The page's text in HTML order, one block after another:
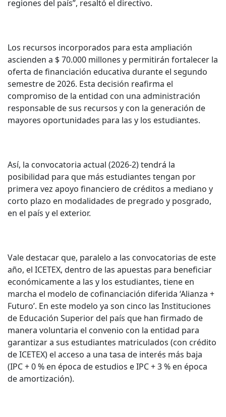
regiones del país”, resaltó el directivo.
Los recursos incorporados para esta ampliación
ascienden a $ 70.000 millones y permitirán fortalecer la
oferta de financiación educativa durante el segundo
semestre de 2026. Esta decisión reafirma el
compromiso de la entidad con una administración
responsable de sus recursos y con la generación de
mayores oportunidades para las y los estudiantes.
Así, la convocatoria actual (2026-2) tendrá la
posibilidad para que más estudiantes tengan por
primera vez apoyo financiero de créditos a mediano y
corto plazo en modalidades de pregrado y posgrado,
en el país y el exterior.
Vale destacar que, paralelo a las convocatorias de este
año, el ICETEX, dentro de las apuestas para beneficiar
económicamente a las y los estudiantes, tiene en
marcha el modelo de cofinanciación diferida ‘Alianza +
Futuro’. En este modelo ya son cinco las Instituciones
de Educación Superior del país que han firmado de
manera voluntaria el convenio con la entidad para
garantizar a sus estudiantes matriculados (con crédito
de ICETEX) el acceso a una tasa de interés más baja
(IPC + 0 % en época de estudios e IPC + 3 % en época
de amortización).